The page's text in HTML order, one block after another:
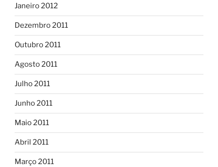
Janeiro 2012
Dezembro 2011
Outubro 2011
Agosto 2011
Julho 2011
Junho 2011
Maio 2011
Abril 2011
Março 2011